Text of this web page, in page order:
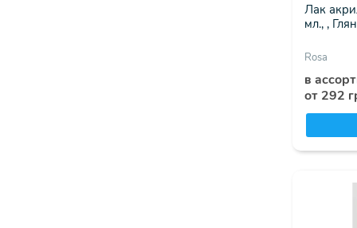
Лак
мл., ,
Rosa
в
от 292